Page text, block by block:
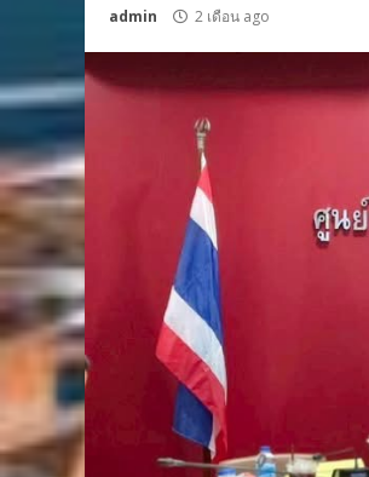
admin 2 เดือน ago